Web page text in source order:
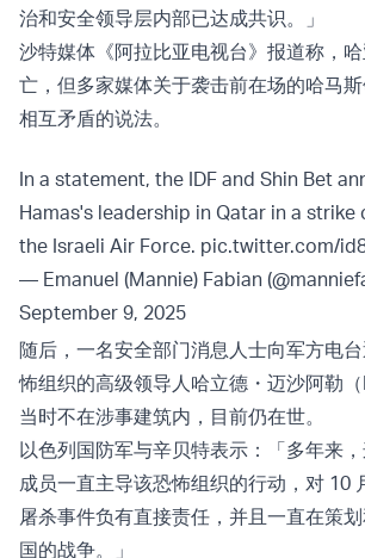
治和安全领导层内部已达成共识。」
沙特媒体《阿拉比亚电视台》报道称，
亡，但多家媒体关于袭击前在场的哈马
相互矛盾的说法。
In a statement, the IDF and Shin Bet
Hamas's leadership in Qatar in a
the Israeli Air Force. pic.twitter.com/
— Emanuel (Mannie) Fabian
September 9, 2025
随后，一名安全部门消息人士向军方电
怖组织的高级领导人哈立德・迈沙阿勒（
当时不在涉事建筑内，目前仍在世。
以色列国防军与辛贝特表示：「多年来
成员一直主导该恐怖组织的行动，对 10
屠杀事件负有直接责任，并且一直在策
国的战争。」